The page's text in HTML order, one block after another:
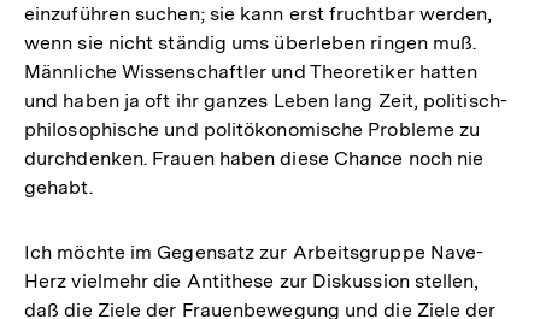
einzuführen suchen; sie kann erst fruchtbar werden,
wenn sie nicht ständig ums überleben ringen muß.
Männliche Wissenschaftler und Theoretiker hatten
und haben ja oft ihr ganzes Leben lang Zeit, politisch-
philosophische und politökonomische Probleme zu
durchdenken. Frauen haben diese Chance noch nie
gehabt.
Ich möchte im Gegensatz zur Arbeitsgruppe Nave-
Herz vielmehr die Antithese zur Diskussion stellen,
daß die Ziele der Frauenbewegung und die Ziele der